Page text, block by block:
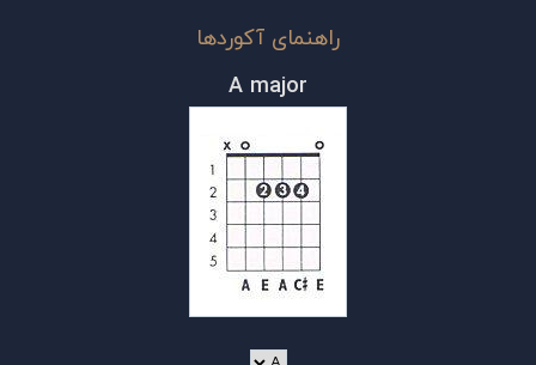
راهنمای آکوردها
A major